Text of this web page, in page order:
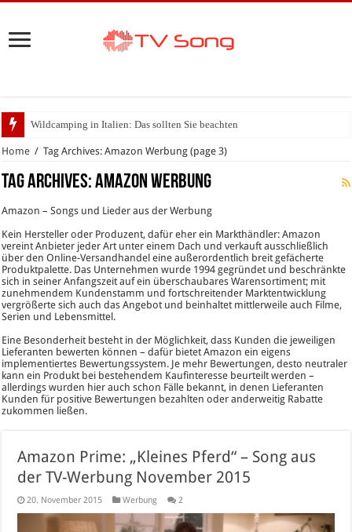
Wildcamping in Italien: Das sollten Sie beachten
Home / Tag Archives: Amazon Werbung (page 3)
Tag Archives:Amazon Werbung
Amazon – Songs und Lieder aus der Werbung
Kein Hersteller oder Produzent, dafür eher ein Markthändler: Amazon
vereint Anbieter jeder Art unter einem Dach und verkauft ausschließlich
über den Online-Versandhandel eine außerordentlich breit gefächerte
Produktpalette. Das Unternehmen wurde 1994 gegründet und beschränkte
sich in seiner Anfangszeit auf ein überschaubares Warensortiment; mit
zunehmendem Kundenstamm und fortschreitender Marktentwicklung
vergrößerte sich auch das Angebot und beinhaltet mittlerweile auch Filme,
Serien und Lebensmittel.
Eine Besonderheit besteht in der Möglichkeit, dass Kunden die jeweiligen
Lieferanten bewerten können – dafür bietet Amazon ein eigens
implementiertes Bewertungssystem. Je mehr Bewertungen, desto neutraler
kann ein Produkt bei bestehendem Kaufinteresse beurteilt werden –
allerdings wurden hier auch schon Fälle bekannt, in denen Lieferanten
Kunden für positive Bewertungen bezahlten oder anderweitig Rabatte
zukommen ließen.
Amazon Prime: „Kleines Pferd“ – Song aus
der TV-Werbung November 2015
20. November 2015 Werbung 2